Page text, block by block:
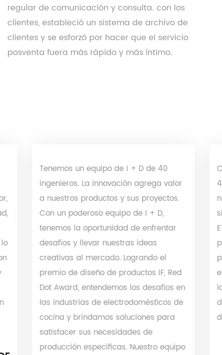
regular de comunicación y consulta. con los
clientes, estableció un sistema de archivo de
clientes y se esforzó por hacer que el servicio
posventa fuera más rápido y más íntimo.
Tenemos un equipo de I + D de 40
ingenieros. La innovación agrega valor
a nuestros productos y sus proyectos.
Con un poderoso equipo de I + D,
tenemos la oportunidad de enfrentar
desafíos y llevar nuestras ideas
creativas al mercado. Logrando el
premio de diseño de productos IF, Red
Dot Award, entendemos los desafíos en
las industrias de electrodomésticos de
cocina y brindamos soluciones para
satisfacer sus necesidades de
producción específicas. Nuestro equipo
4000
ETL,
los
de
de $